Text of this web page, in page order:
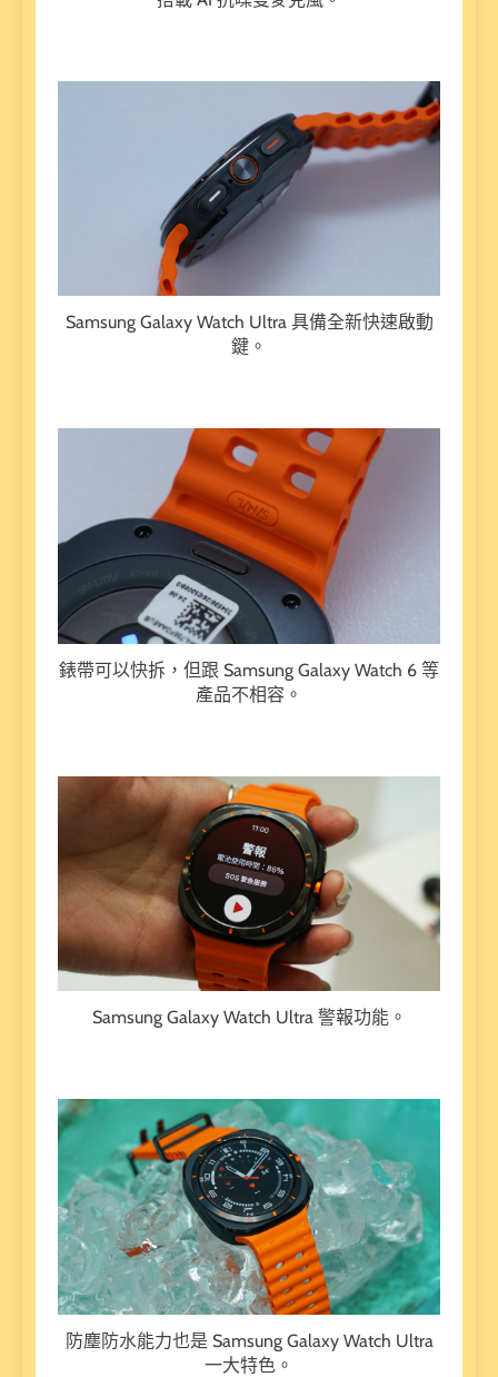
Samsung Galaxy Watch Ultra 具備全新快速啟動
鍵。
錶帶可以快拆，但跟 Samsung Galaxy Watch 6 等
產品不相容。
Samsung Galaxy Watch Ultra 警報功能。
防塵防水能力也是 Samsung Galaxy Watch Ultra
一大特色。